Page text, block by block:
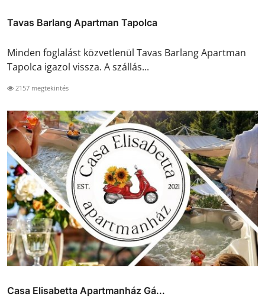
Tavas Barlang Apartman Tapolca
Minden foglalást közvetlenül Tavas Barlang Apartman
Tapolca igazol vissza. A szállás...
2157 megtekintés
Casa Elisabetta Apartmanház Gá...